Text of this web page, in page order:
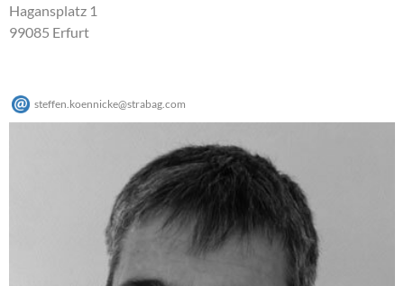
Hagansplatz 1
99085 Erfurt
steffen.koennicke@strabag com